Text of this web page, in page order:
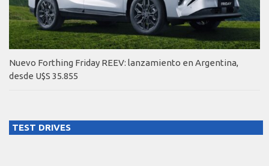
Nuevo Forthing Friday REEV: lanzamiento en Argentina,
desde U$S 35.855
TEST DRIVES